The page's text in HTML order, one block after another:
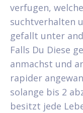
verfugen,
suchtverhalten
gefallt unter
Falls Du Diese
anmachst und
rapider
solange bis 2
besitzt jede